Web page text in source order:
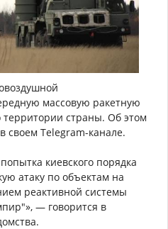
массовую ракетную
территории страны. Об этом
Telegram-канале.
киевского порядка
атаку по объектам на
реактивной системы
— говорится в